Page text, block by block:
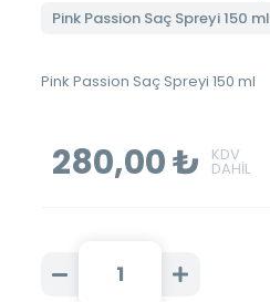
Pink Passion Saç Spreyi 150 ml
Pink Passion Saç Spreyi 150 ml
280,00 ₺